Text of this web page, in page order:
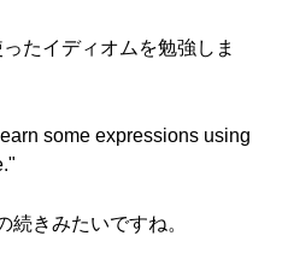
たイディオムを勉強しま
some expressions using
続きみたいですね。